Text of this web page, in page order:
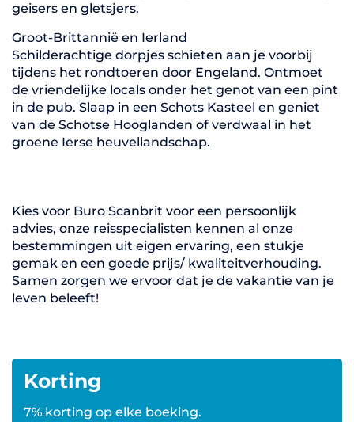
geisers en gletsjers.
Groot-Brittannië en Ierland
Schilderachtige dorpjes schieten aan je voorbij
tijdens het rondtoeren door Engeland. Ontmoet
de vriendelijke locals onder het genot van een pint
in de pub. Slaap in een Schots Kasteel en geniet
van de Schotse Hooglanden of verdwaal in het
groene Ierse heuvellandschap.
Kies voor Buro Scanbrit voor een persoonlijk
advies, onze reisspecialisten kennen al onze
bestemmingen uit eigen ervaring, een stukje
gemak en een goede prijs/ kwaliteitverhouding.
Samen zorgen we ervoor dat je de vakantie van je
leven beleeft!
Korting
7% korting op elke boeking.